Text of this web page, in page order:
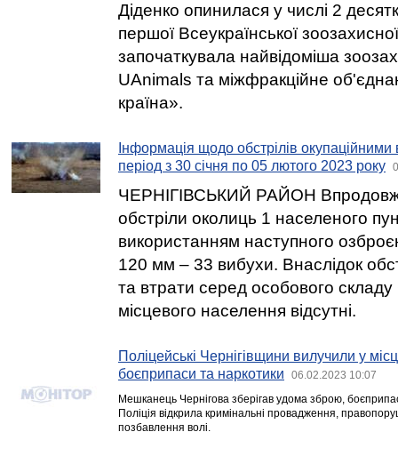
Діденко опинилася у числі 2
першої Всеукраїнської
започаткувала найвідоміша
UAnimals та міжфракційне
країна».
Інформація щодо обстрілів
період з 30 січня по 05 лютого 2023 року
ЧЕРНІГІВСЬКИЙ РАЙОН Впродовж
обстріли околиць 1 населеного
використанням наступного
120 мм – 33 вибухи. Внаслідок
та втрати серед особового
місцевого населення відсутні.
Поліцейські Чернігівщини вилучили у
боєприпаси та наркотики
06.02.2023 10:07
Мешканець Чернігова зберігав удома зброю,
Поліція відкрила кримінальні провадження,
позбавлення волі.